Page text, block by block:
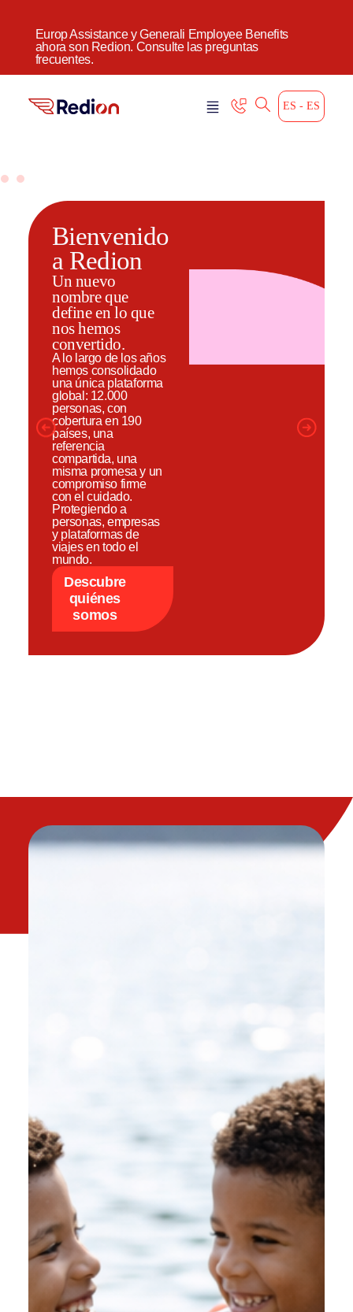
Europ Assistance y Generali Employee Benefits
ahora son Redion. Consulte las preguntas
frecuentes.
ES - ES
Bienvenido
a Redion
Un nuevo
nombre que
define en lo que
nos hemos
convertido.
A lo largo de los años
hemos consolidado
una única plataforma
global: 12.000
personas, con
cobertura en 190
países, una
referencia
compartida, una
misma promesa y un
compromiso firme
con el cuidado.
Protegiendo a
personas, empresas
y plataformas de
viajes en todo el
mundo.
Descubre
quiénes
somos